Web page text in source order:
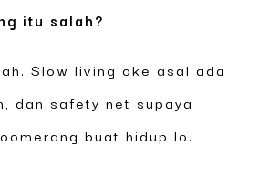
itu salah?
Slow living oke asal ada
dan safety net supaya
buat hidup lo.